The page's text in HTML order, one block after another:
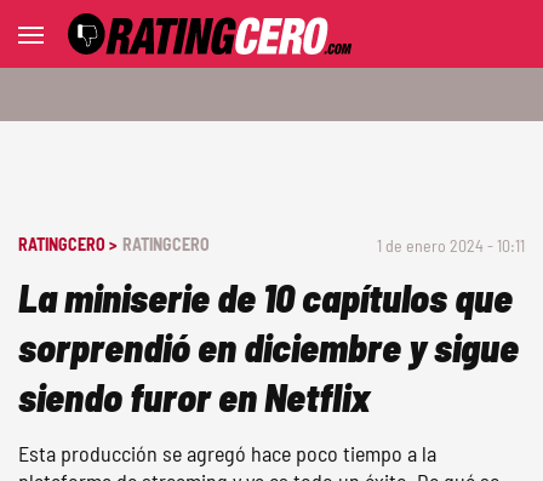
RATINGCERO > RATINGCERO 1 de enero 2024 - 10:11
La miniserie de 10 capítulos que
sorprendió en diciembre y sigue
siendo furor en Netflix
Esta producción se agregó hace poco tiempo a la